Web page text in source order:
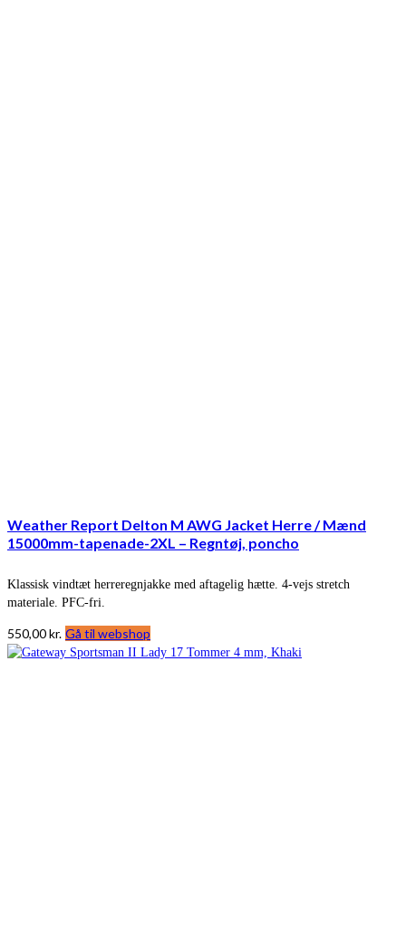
Weather Report Delton M AWG Jacket Herre / Mænd
15000mm-tapenade-2XL – Regntøj, poncho
Klassisk vindtæt herreregnjakke med aftagelig hætte. 4-vejs stretch
materiale. PFC-fri.
550,00kr. Gå til webshop